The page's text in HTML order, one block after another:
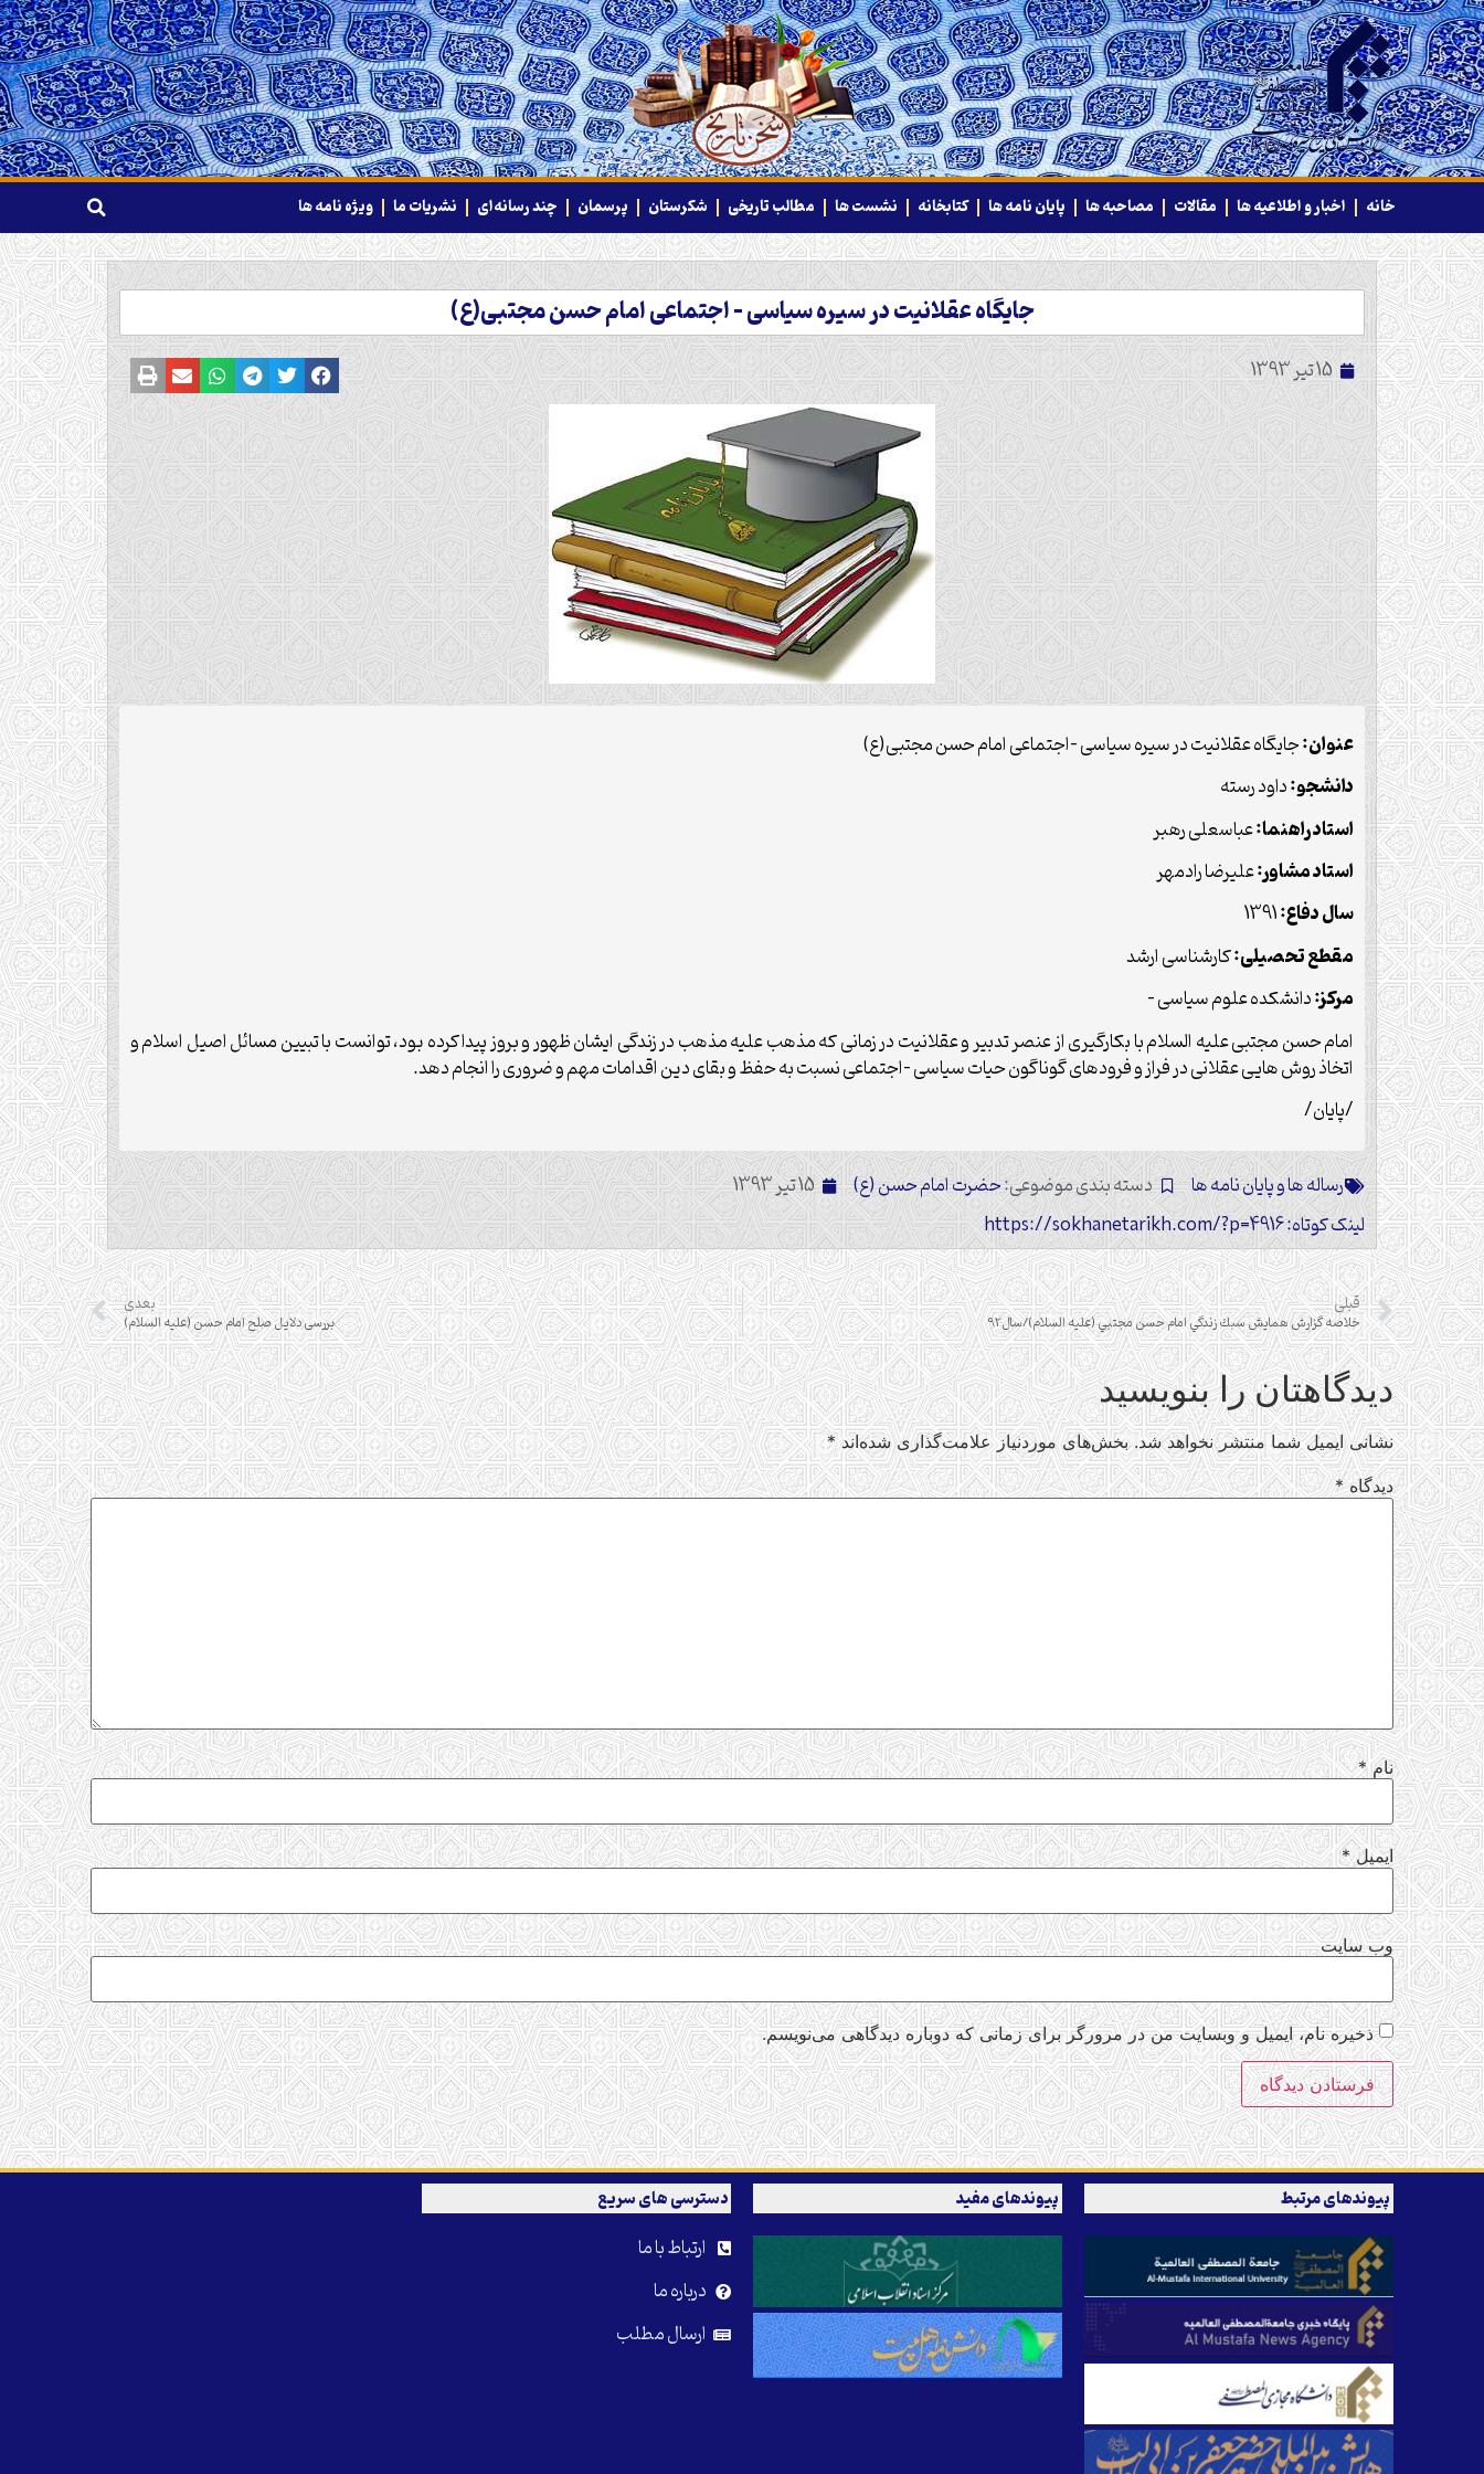
خانه اخبار و اطلاعیه ها مقالات مصاحبه ها پایان نامه ها کتابخانه نشست ها مطالب تاریخی شکرستان پرسمان چند رسانه‌ای نشریات ما ویژه نامه ها
جایگاه عقلانیت در سیره سیاسی – اجتماعی امام حسن مجتبی(ع)
15 تیر 1393
عنوان:جایگاه عقلانیت در سیره سیاسی –اجتماعی امام حسن مجتبی(ع)
دانشجو:داود رسته
استاد راهنما:عباسعلی رهبر
استاد مشاور:علیرضا رادمهر
سال دفاع:1391
مقطع تحصیلی:کارشناسی ارشد
مرکز:دانشکده علوم سیاسی –
امام حسن مجتبی علیه السلام با بکارگیری از عنصر تدبیر و عقلانیت در زمانی که مذهب علیه مذهب در زندگی ایشان ظهور و بروز پیدا کرده بود، توانست با تبیین مسائل اصیل اسلام و
اتخاذ روش هایی عقلانی در فراز و فرودهای گوناگون حیات سیاسی –اجتماعی نسبت به حفظ و بقای دین اقدامات مهم و ضروری را انجام دهد.
/پایان/
رساله ها و پایان نامه ها دسته بندی موضوعی:حضرت امام حسن (ع)
15 تیر 1393
لینک کوتاه: https://sokhanetarikh.com/?p=4916
قبلی
خلاصه گزارش همايش سبك زندگي امام حسن مجتبي (علیه السلام)/سال92
بعدی
بررسی دلایل صلح امام حسن (علیه السلام)
دیدگاهتان را بنویسید
نشانی ایمیل شما منتشر نخواهد شد. بخش‌های موردنیاز علامت‌گذاری شده‌اند *
دیدگاه*
نام*
ایمیل*
وب‌ سایت
ذخیره نام، ایمیل و وبسایت من در مرورگر برای زمانی که دوباره دیدگاهی می‌نویسم.
پیوندهای مرتبط پیوندهای مفید دسترسی های سریع
ارتباط با ما
درباره ما
ارسال مطلب